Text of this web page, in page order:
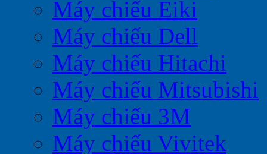
Máy chiếu Eiki
Máy chiếu Dell
Máy chiếu Hitachi
Máy chiếu Mitsubishi
Máy chiếu 3M
Máy chiếu Vivitek